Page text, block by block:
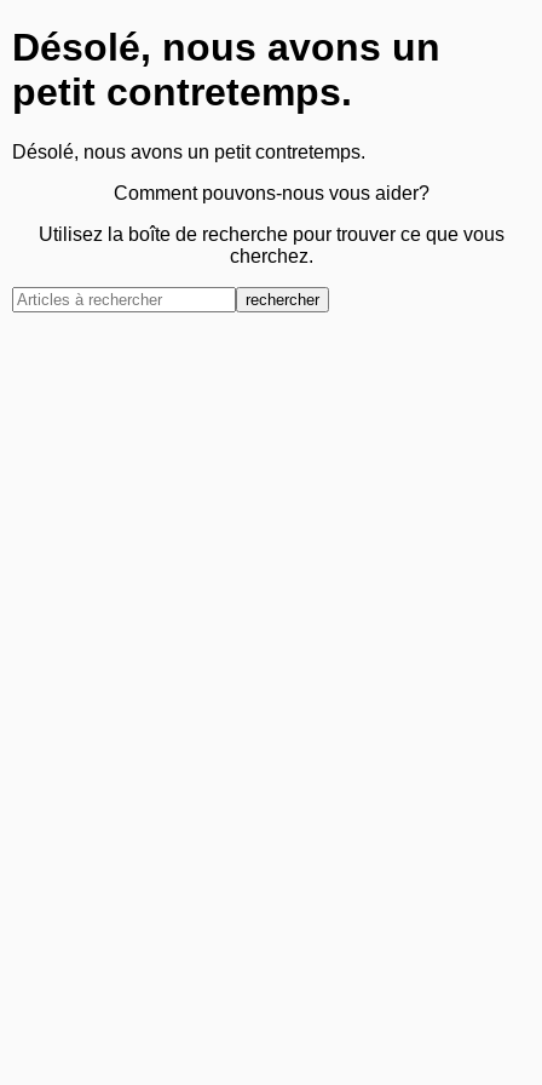
Désolé, nous avons un
petit contretemps.
Désolé, nous avons un petit contretemps.
Comment pouvons-nous vous aider?
Utilisez la boîte de recherche pour trouver ce que vous
cherchez.
rechercher